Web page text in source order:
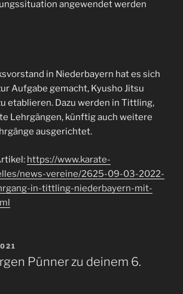
angewendet werden
in Niederbayern hat es sich
Aufgabe gemacht, Kyusho Jitsu
etablieren. Dazu werden in Tittling,
Lehrgängen, künftig auch weitere
ausgerichtet.
https://www.karate-
news-vereine/2625-09-03-2022-
in-tittling-niederbayern-mit-
Pünner zu deinem 6.